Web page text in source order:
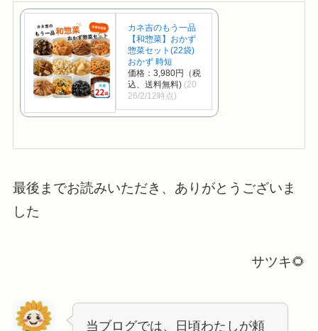
カネ吉のもう一品
【和惣菜】おかず
惣菜セット(22袋)
おかず 時短
価格：3,980円（税
込、送料無料) (20
26/2/12時点)
最後までお読みいただき、ありがとうございま
した
サツキ🌻
当ブログでは、日頃わたしが頼